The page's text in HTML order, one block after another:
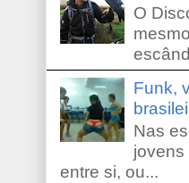
O
Funk,
Nas
jovens
entre si, ou...